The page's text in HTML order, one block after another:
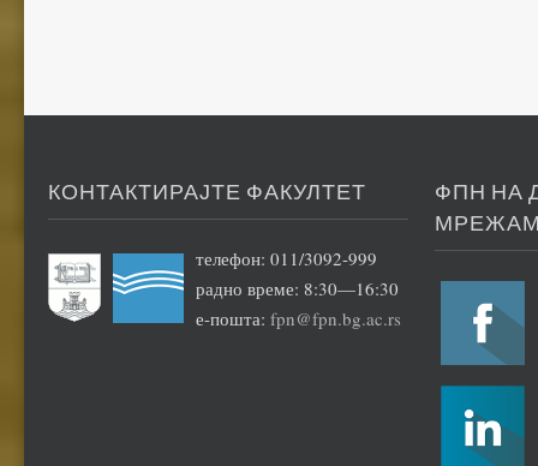
КОНТАКТИРАЈТЕ ФАКУЛТЕТ
телефон: 011/3092-999
радно време: 8:30—16:30
е-пошта:fpn@fpn.bg.ac.rs
ФПН НА